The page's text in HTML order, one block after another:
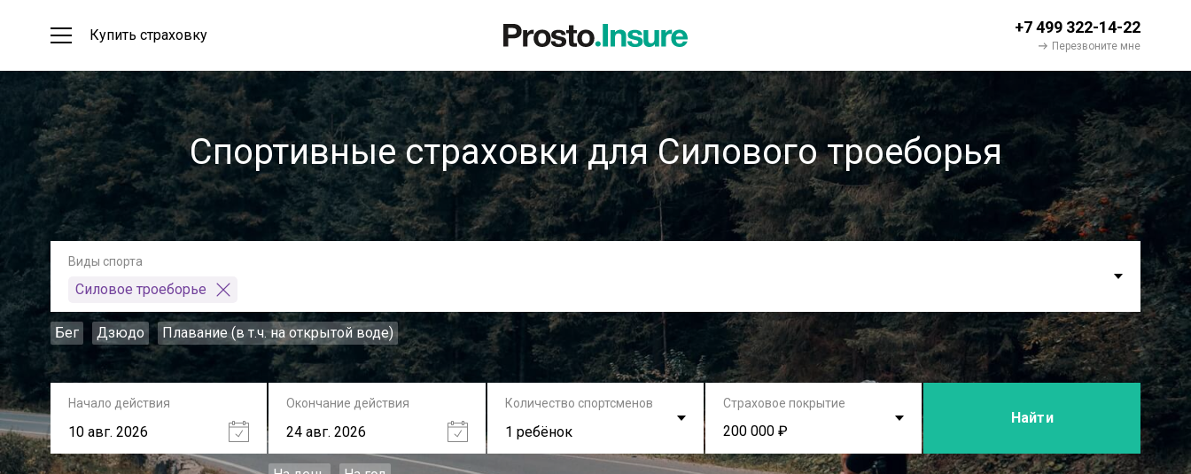
Купить страховку +7 499 322-14-22
Перезвоните мне
Спортивные страховки для Силового троеборья
Виды спорта
Силовое троеборье
Бег Дзюдо Плавание (в т.ч. на открытой воде)
Начало действия Окончание действия Количество спортсменов
1 ребёнок
Страховое покрытие
200 000 ₽
Найти